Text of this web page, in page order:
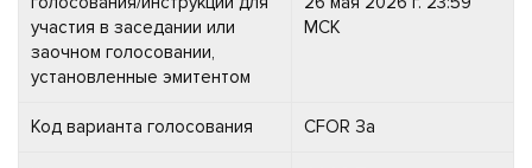
участия в заседании или
заочном голосовании,
установленные эмитентом
МСК
Код варианта голосования CFOR За